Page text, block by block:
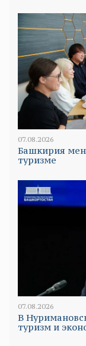
07.08.2026
Башкирия
туризме
07.08.2026
В
туризм и